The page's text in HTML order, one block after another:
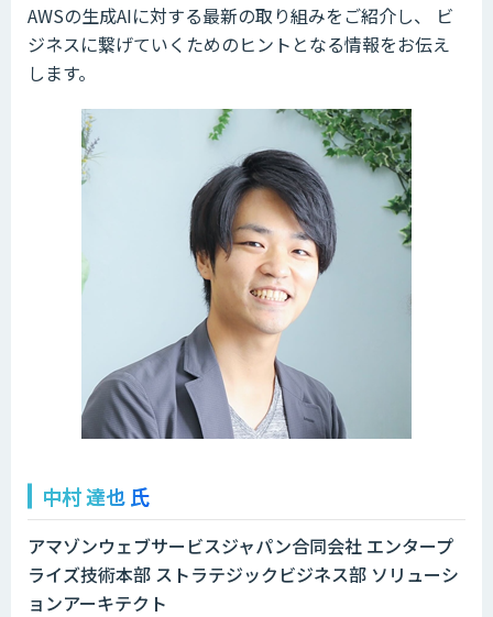
AWSの生成AIに対する最新の取り組みをご紹介し、 ビ
ジネスに繋げていくためのヒントとなる情報をお伝え
します。
中村 達也 氏
アマゾンウェブサービスジャパン合同会社 エンタープ
ライズ技術本部 ストラテジックビジネス部 ソリューシ
ョンアーキテクト